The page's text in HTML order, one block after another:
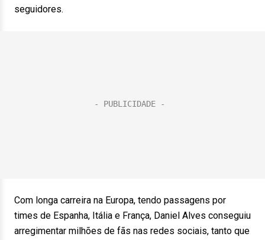
seguidores.
Com longa carreira na Europa, tendo passagens por
times de Espanha, Itália e França, Daniel Alves conseguiu
arregimentar milhões de fãs nas redes sociais, tanto que